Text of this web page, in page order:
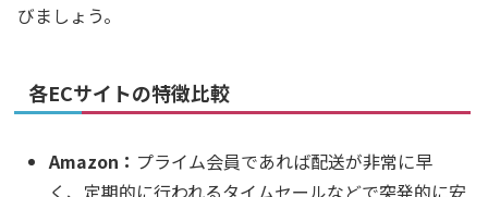
びましょう。
各ECサイトの特徴比較
Amazon： プライム会員であれば配送が非常に早
く、定期的に行われるタイムセールなどで突発的に安